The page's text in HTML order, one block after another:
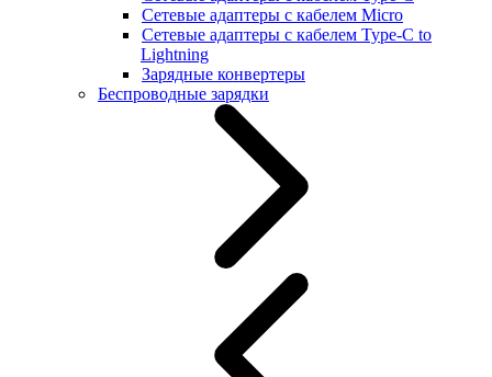
Сетевые адаптеры с кабелем Micro
Сетевые адаптеры с кабелем Type-C to
Lightning
Зарядные конвертеры
Беспроводные зарядки